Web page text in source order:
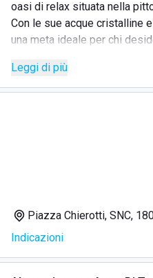
oasi di relax situata nella
Con le sue acque cristalline
una meta ideale per chi
offre un'ampia gamma di
comfort e divertimento ai
Unristorante sul mare
vista panoramica
Modernedoccee
Leggi di più
Piazza Chierotti, SNC,
Indicazioni